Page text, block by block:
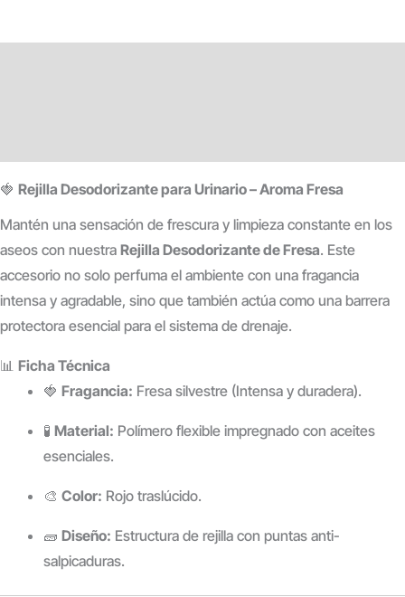
🍓 Rejilla Desodorizante para Urinario – Aroma Fresa
Mantén una sensación de frescura y limpieza constante en los
aseos con nuestra Rejilla Desodorizante de Fresa. Este
accesorio no solo perfuma el ambiente con una fragancia
intensa y agradable, sino que también actúa como una barrera
protectora esencial para el sistema de drenaje.
📊 Ficha Técnica
🍓 Fragancia: Fresa silvestre (Intensa y duradera).
🧪 Material: Polímero flexible impregnado con aceites
esenciales.
🎨 Color: Rojo traslúcido.
🧱 Diseño: Estructura de rejilla con puntas anti-
salpicaduras.